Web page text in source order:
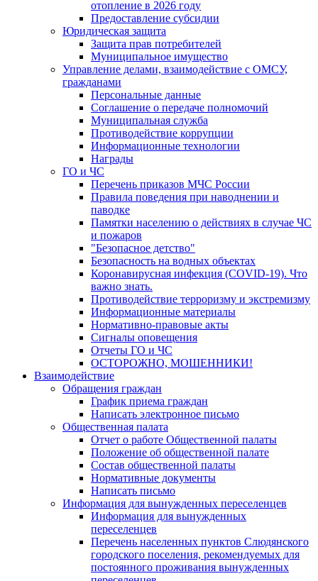
отопление в 2026 году
Предоставление субсидии
Юридическая защита
Защита прав потребителей
Муниципальное имущество
Управление делами, взаимодействие с ОМСУ,
гражданами
Персональные данные
Соглашение о передаче полномочий
Муниципальная служба
Противодействие коррупции
Информационные технологии
Награды
ГО и ЧС
Перечень приказов МЧС России
Правила поведения при наводнении и
паводке
Памятки населению о действиях в случае ЧС
и пожаров
"Безопасное детство"
Безопасность на водных объектах
Коронавирусная инфекция (COVID-19). Что
важно знать.
Противодействие терроризму и экстремизму
Информационные материалы
Нормативно-правовые акты
Сигналы оповещения
Отчеты ГО и ЧС
ОСТОРОЖНО, МОШЕННИКИ!
Взаимодействие
Обращения граждан
График приема граждан
Написать электронное письмо
Общественная палата
Отчет о работе Общественной палаты
Положение об общественной палате
Состав общественной палаты
Нормативные документы
Написать письмо
Информация для вынужденных переселенцев
Информация для вынужденных
переселенцев
Перечень населенных пунктов Слюдянского
городского поселения, рекомендуемых для
постоянного проживания вынужденных